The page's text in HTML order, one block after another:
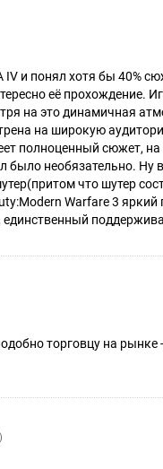
IV и понял хотя бы 40%
её прохождение.
на это динамичная
на широкую
полноценный сюжет,
было необязательно.
что шутер
Warfare 3
единственный
торговцу на